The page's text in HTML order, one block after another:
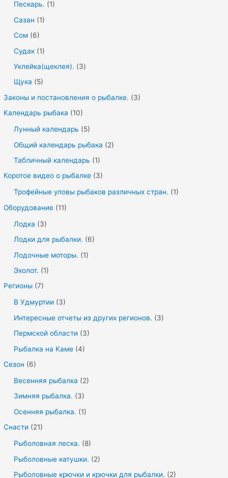
Пескарь. (1)
Сазан (1)
Сом (6)
Судак (1)
Уклейка(щеклея). (3)
Щука (5)
Законы и постановления о рыбалке. (3)
Календарь рыбака (10)
Лунный календарь (5)
Общий календарь рыбака (2)
Табличный календарь (1)
Коротое видео о рыбалке (3)
Трофейные уловы рыбаков различных стран. (1)
Оборудование (11)
Лодка (3)
Лодки для рыбалки. (6)
Лодочные моторы. (1)
Эхолот. (1)
Регионы (7)
В Удмуртии (3)
Интересные отчеты из других регионов. (3)
Пермской области (3)
Рыбалка на Каме (4)
Сезон (6)
Весенняя рыбалка (2)
Зимняя рыбалка. (3)
Осенняя рыбалка. (1)
Снасти (21)
Рыболовная леска. (8)
Рыболовные катушки. (2)
Рыболовные крючки и крючки для рыбалки. (2)